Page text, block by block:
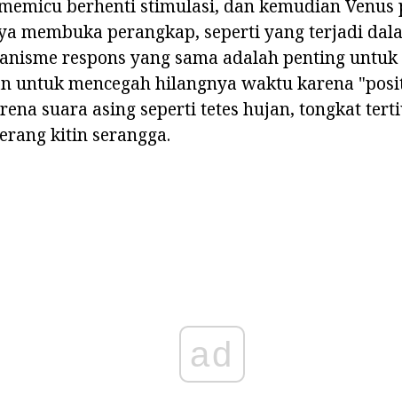
berhenti stimulasi, dan kemudian Venus
membuka perangkap, seperti yang terjadi
respons yang sama adalah penting
untuk mencegah hilangnya waktu karena
suara asing seperti tetes hujan, tongkat
kitin serangga.
ad